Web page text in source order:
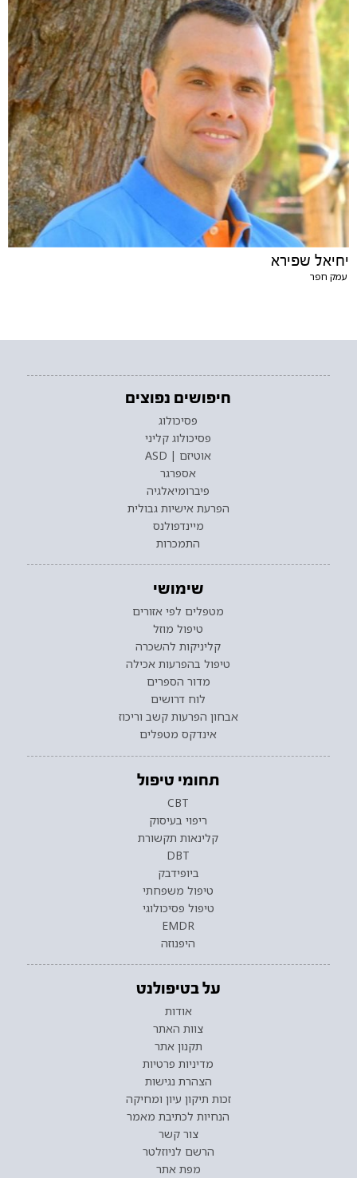
יחיאל שפירא
עמק חפר
חיפושים נפוצים
פסיכולוג
פסיכולוג קליני
אוטיזם | ASD
אספרגר
פיברומיאלגיה
הפרעת אישיות גבולית
מיינדפולנס
התמכרות
שימושי
מטפלים לפי אזורים
טיפול מוזל
קליניקות להשכרה
טיפול בהפרעות אכילה
מדור הספרים
לוח דרושים
אבחון הפרעות קשב וריכוז
אינדקס מטפלים
תחומי טיפול
CBT
ריפוי בעיסוק
קלינאות תקשורת
DBT
ביופידבק
טיפול משפחתי
טיפול פסיכולוגי
EMDR
היפנוזה
על בטיפולנט
אודות
צוות האתר
תקנון אתר
מדיניות פרטיות
הצהרת נגישות
זכות תיקון עיון ומחיקה
הנחיות לכתיבת מאמר
צור קשר
הרשם לניוזלטר
מפת אתר